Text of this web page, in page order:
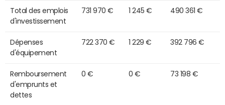
Total des emplois
d'investissement
731 970 € 1 245 € 490 361 €
Dépenses
d'équipement
722 370 € 1 229 € 392 796 €
Remboursement
d'emprunts et
dettes
0 € 0 € 73 198 €